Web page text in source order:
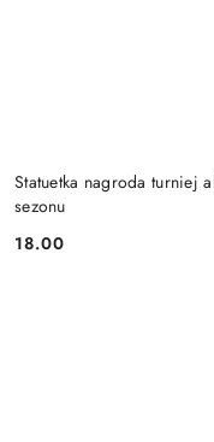
Statuetka nagroda turniej
sezonu
Cena:
18.00